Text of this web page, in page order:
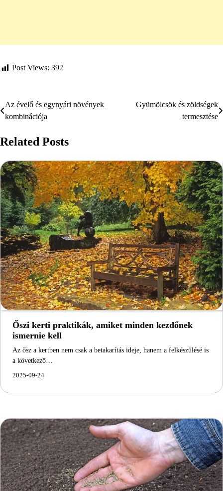
Post Views: 392
Bejegyzés
Az évelő és egynyári növények
kombinációja
Gyümölcsök és zöldségek
termesztése
Related Posts
Őszi kerti praktikák, amiket minden kezdőnek
ismernie kell
Az ősz a kertben nem csak a betakarítás ideje, hanem a felkészülésé is
a következő…
2025-09-24